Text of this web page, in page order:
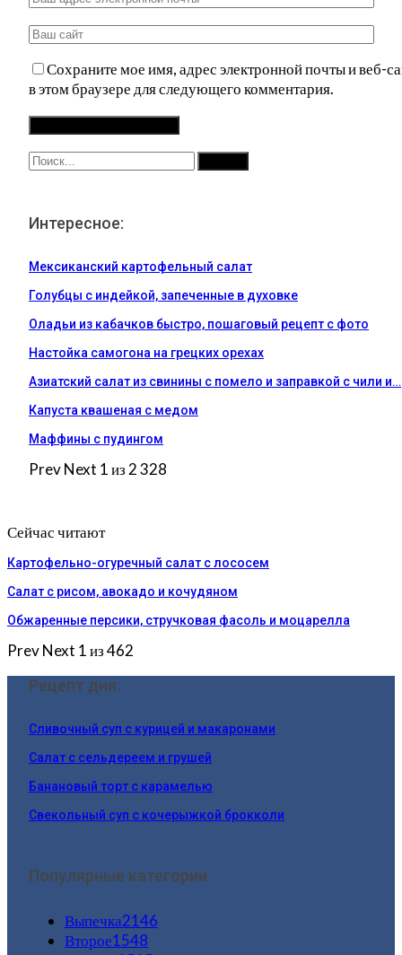
Сохраните мое имя, адрес электронной почты и веб-
в этом браузере для следующего комментария.
Интересное:
Мексиканский картофельный салат
Голубцы с индейкой, запеченные в духовке
Оладьи из кабачков быстро, пошаговый рецепт с фото
Настойка самогона на грецких орехах
Азиатский салат из свинины с помело и заправкой с чили и…
Капуста квашеная с медом
Маффины с пудингом
PrevNext 1 из 2 328
Сейчас читают
Картофельно-огуречный салат с лососем
Салат с рисом, авокадо и кочудяном
Обжаренные персики, стручковая фасоль и моцарелла
PrevNext 1 из 462
Рецепт дня:
Сливочный суп с курицей и макаронами
Салат с сельдереем и грушей
Банановый торт с карамелью
Свекольный суп с кочерыжкой брокколи
Популярные категории
Выпечка2146
Второе1548